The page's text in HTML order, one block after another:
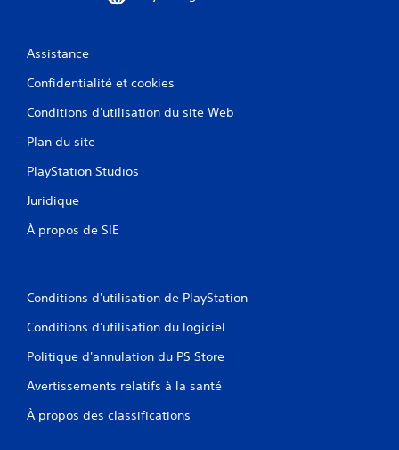
Assistance
Confidentialité et cookies
Conditions d'utilisation du site Web
Plan du site
PlayStation Studios
Juridique
À propos de SIE
Conditions d'utilisation de PlayStation
Conditions d'utilisation du logiciel
Politique d'annulation du PS Store
Avertissements relatifs à la santé
À propos des classifications